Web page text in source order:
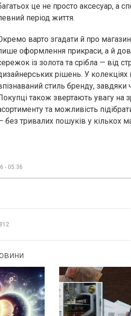
це не просто аксесуар, а
період життя.
варто згадати й про
оформлення прикраси, а й
із золота та срібла — від
рішень. У колекціях
стиль бренду, завдяки
також звертають увагу на
та можливість
без тривалих пошуків у кількох
- 05:36